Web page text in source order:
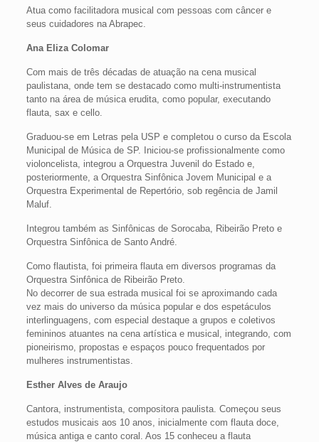
Atua como facilitadora musical com pessoas com câncer e
seus cuidadores na Abrapec.
Ana Eliza Colomar
Com mais de três décadas de atuação na cena musical
paulistana, onde tem se destacado como multi-instrumentista
tanto na área de música erudita, como popular, executando
flauta, sax e cello.
Graduou-se em Letras pela USP e completou o curso da Escola
Municipal de Música de SP. Iniciou-se profissionalmente como
violoncelista, integrou a Orquestra Juvenil do Estado e,
posteriormente, a Orquestra Sinfônica Jovem Municipal e a
Orquestra Experimental de Repertório, sob regência de Jamil
Maluf.
Integrou também as Sinfônicas de Sorocaba, Ribeirão Preto e
Orquestra Sinfônica de Santo André.
Como flautista, foi primeira flauta em diversos programas da
Orquestra Sinfônica de Ribeirão Preto.
No decorrer de sua estrada musical foi se aproximando cada
vez mais do universo da música popular e dos espetáculos
interlinguagens, com especial destaque a grupos e coletivos
femininos atuantes na cena artística e musical, integrando, com
pioneirismo, propostas e espaços pouco frequentados por
mulheres instrumentistas.
Esther Alves de Araujo
Cantora, instrumentista, compositora paulista. Começou seus
estudos musicais aos 10 anos, inicialmente com flauta doce,
música antiga e canto coral. Aos 15 conheceu a flauta